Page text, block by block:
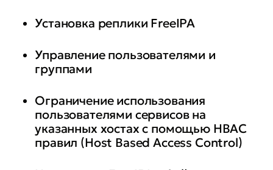
Установка реплики FreeIPA
Управление пользователями и
группами
Ограничение использования
пользователями сервисов на
указанных хостах с помощью HBAC
правил (Host Based Access Control)